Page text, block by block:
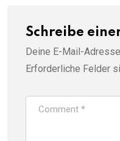
Schreibe
Deine E-Mail-
Erforderliche Felder